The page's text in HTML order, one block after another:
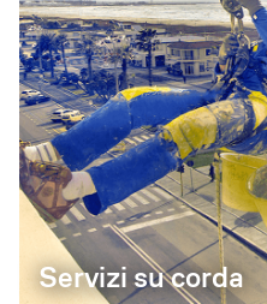
Servizi su corda